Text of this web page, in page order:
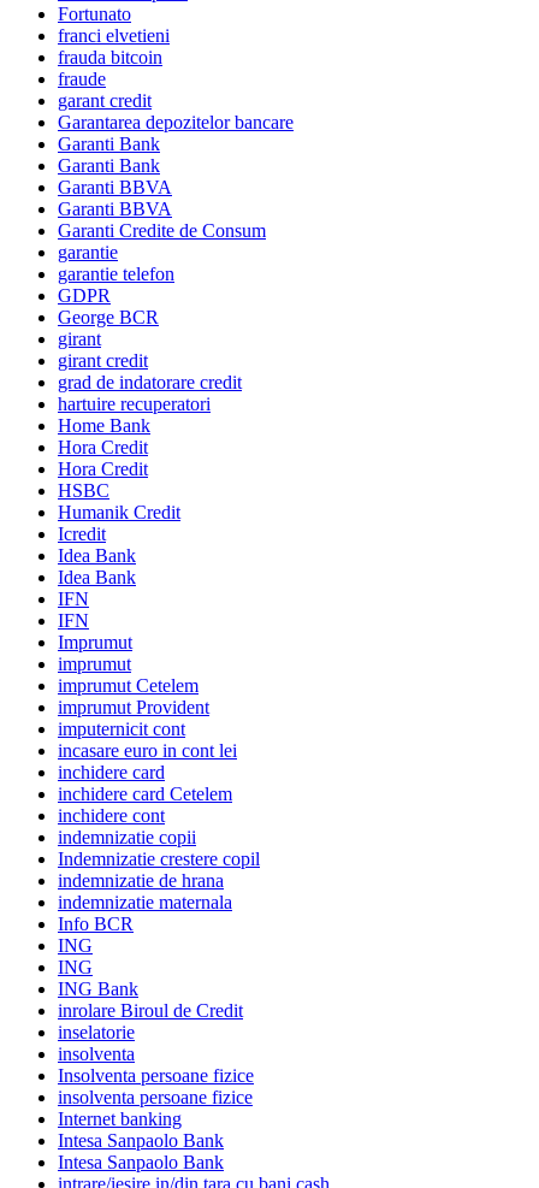
Fortunato
franci elvetieni
frauda bitcoin
fraude
garant credit
Garantarea depozitelor bancare
Garanti Bank
Garanti Bank
Garanti BBVA
Garanti BBVA
Garanti Credite de Consum
garantie
garantie telefon
GDPR
George BCR
girant
girant credit
grad de indatorare credit
hartuire recuperatori
Home Bank
Hora Credit
Hora Credit
HSBC
Humanik Credit
Icredit
Idea Bank
Idea Bank
IFN
IFN
Imprumut
imprumut
imprumut Cetelem
imprumut Provident
imputernicit cont
incasare euro in cont lei
inchidere card
inchidere card Cetelem
inchidere cont
indemnizatie copii
Indemnizatie crestere copil
indemnizatie de hrana
indemnizatie maternala
Info BCR
ING
ING
ING Bank
inrolare Biroul de Credit
inselatorie
insolventa
Insolventa persoane fizice
insolventa persoane fizice
Internet banking
Intesa Sanpaolo Bank
Intesa Sanpaolo Bank
intrare/iesire in/din tara cu bani cash